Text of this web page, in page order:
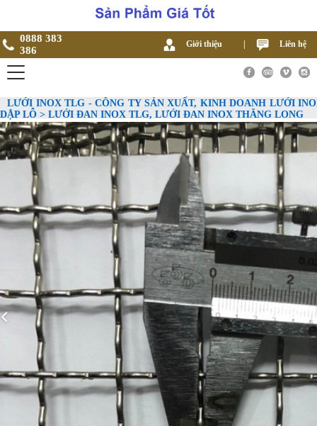
0888 383
386
Giới thiệu Liên hệ
LƯỚI INOX TLG - CÔNG TY SẢN XUẤT, KINH DOANH LƯỚI
DẬP LỖ > LƯỚI ĐAN INOX TLG, LƯỚI ĐAN INOX THĂNG LONG